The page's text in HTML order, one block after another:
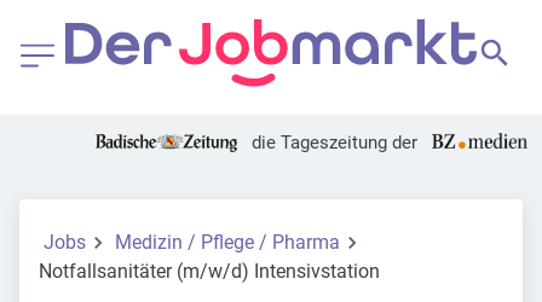
die Tageszeitung der
Jobs
Medizin / Pflege / Pharma
Notfallsanitäter (m/w/d) Intensivstation